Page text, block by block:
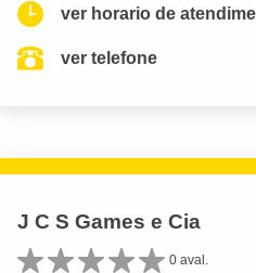
ver horario de
ver telefone
J C S Games e Cia
0 aval.